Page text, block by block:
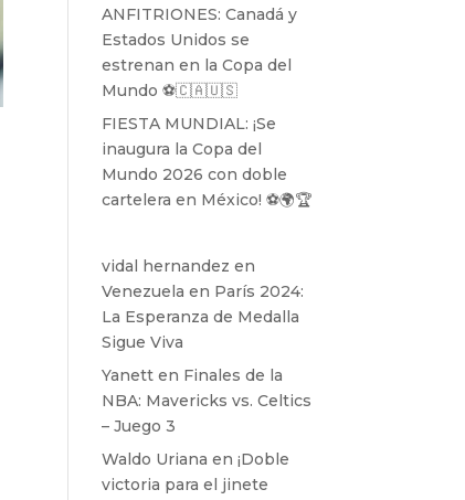
ANFITRIONES: Canadá y
Estados Unidos se
estrenan en la Copa del
Mundo ⚽️🇨🇦🇺🇸
FIESTA MUNDIAL: ¡Se
inaugura la Copa del
Mundo 2026 con doble
cartelera en México! ⚽️🌍🏆
vidal hernandez en
Venezuela en París 2024:
La Esperanza de Medalla
Sigue Viva
Yanett en Finales de la
NBA: Mavericks vs. Celtics
– Juego 3
Waldo Uriana en¡Doble
victoria para el jinete